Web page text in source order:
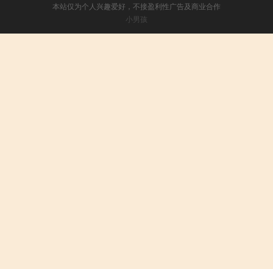
本站仅为个人兴趣爱好，不接盈利性广告及商业合作
小男孩